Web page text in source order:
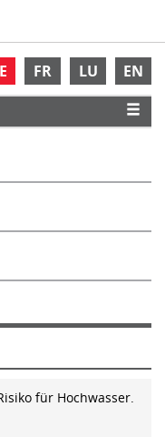
FR LU EN
für Hochwasser.